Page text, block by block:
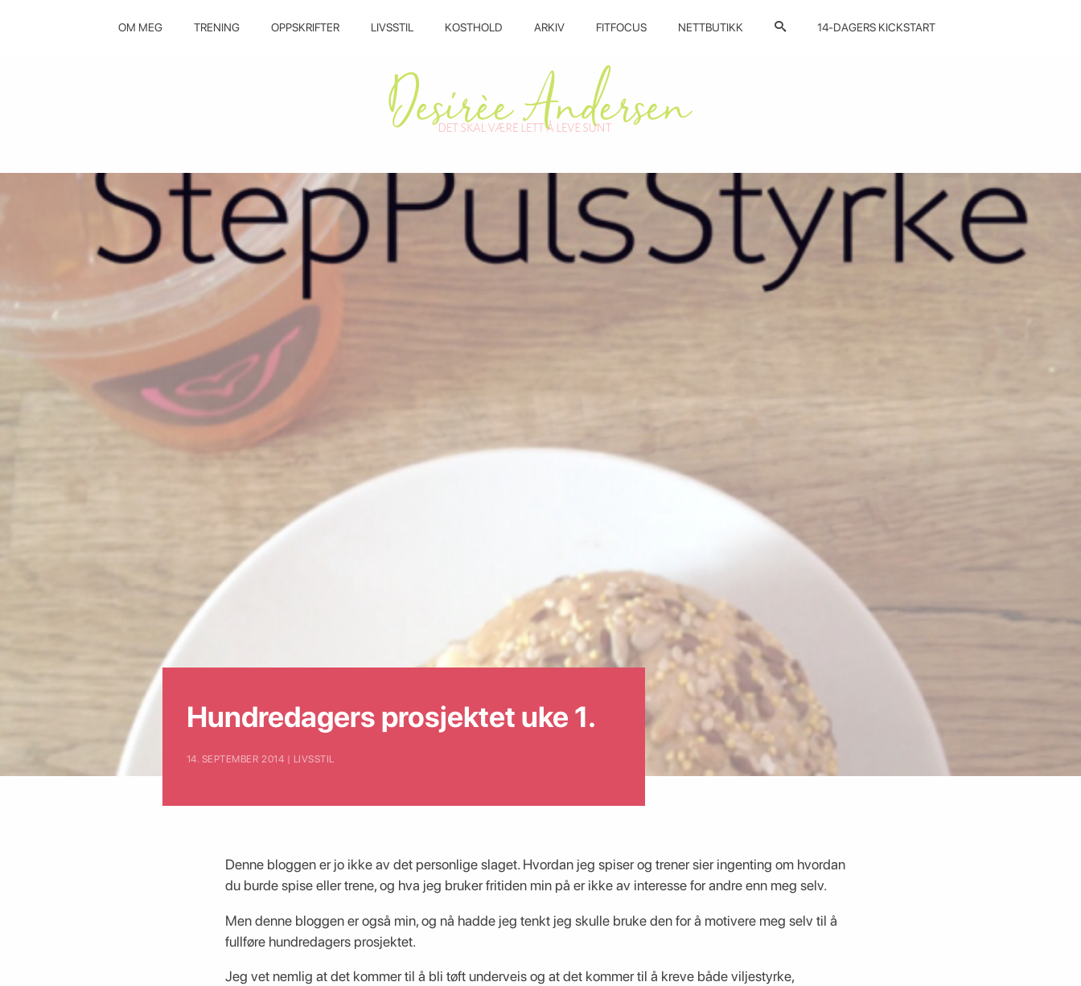
OM MEG TRENING OPPSKRIFTER LIVSSTIL KOSTHOLD ARKIV FITFOCUS NETTBUTIKK 14-DAGERS KICKSTART
Hundredagers prosjektet uke 1.
14. SEPTEMBER 2014 | LIVSSTIL
Denne bloggen er jo ikke av det personlige slaget. Hvordan jeg spiser og trener sier ingenting om hvordan
du burde spise eller trene, og hva jeg bruker fritiden min på er ikke av interesse for andre enn meg selv.
Men denne bloggen er også min, og nå hadde jeg tenkt jeg skulle bruke den for å motivere meg selv til å
fullføre hundredagers prosjektet.
Jeg vet nemlig at det kommer til å bli tøft underveis og at det kommer til å kreve både viljestyrke,